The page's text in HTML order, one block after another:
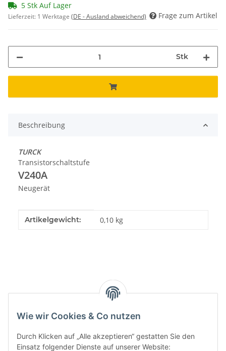
Wie wir Cookies & Co nutzen
Durch Klicken auf „Alle akzeptieren“ gestatten Sie den
Einsatz folgender Dienste auf unserer Website:
5 Stk Auf Lager
Lieferzeit: 1 Werktage (DE - Ausland abweichend) Frage zum Artikel
Stk
Beschreibung
TURCK
Transistorschaltstufe
V240A
Neugerät
Produkteigenschaft
Wert
Artikelgewicht: 0,10 kg
Kategorien